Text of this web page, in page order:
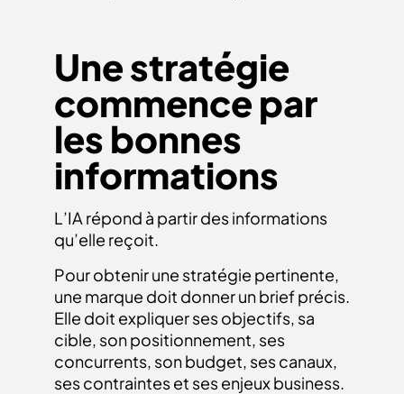
Une stratégie
commence par
les bonnes
informations
L’IA répond à partir des informations
qu’elle reçoit.
Pour obtenir une stratégie pertinente,
une marque doit donner un brief précis.
Elle doit expliquer ses objectifs, sa
cible, son positionnement, ses
concurrents, son budget, ses canaux,
ses contraintes et ses enjeux business.